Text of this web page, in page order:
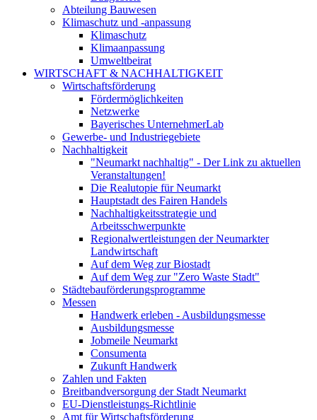
Abteilung Bauwesen
Klimaschutz und -anpassung
Klimaschutz
Klimaanpassung
Umweltbeirat
WIRTSCHAFT & NACHHALTIGKEIT
Wirtschaftsförderung
Fördermöglichkeiten
Netzwerke
Bayerisches UnternehmerLab
Gewerbe- und Industriegebiete
Nachhaltigkeit
"Neumarkt nachhaltig" - Der Link zu aktuellen
Veranstaltungen!
Die Realutopie für Neumarkt
Hauptstadt des Fairen Handels
Nachhaltigkeitsstrategie und
Arbeitsschwerpunkte
Regionalwertleistungen der Neumarkter
Landwirtschaft
Auf dem Weg zur Biostadt
Auf dem Weg zur "Zero Waste Stadt"
Städtebauförderungsprogramme
Messen
Handwerk erleben - Ausbildungsmesse
Ausbildungsmesse
Jobmeile Neumarkt
Consumenta
Zukunft Handwerk
Zahlen und Fakten
Breitbandversorgung der Stadt Neumarkt
EU-Dienstleistungs-Richtlinie
Amt für Wirtschaftsförderung